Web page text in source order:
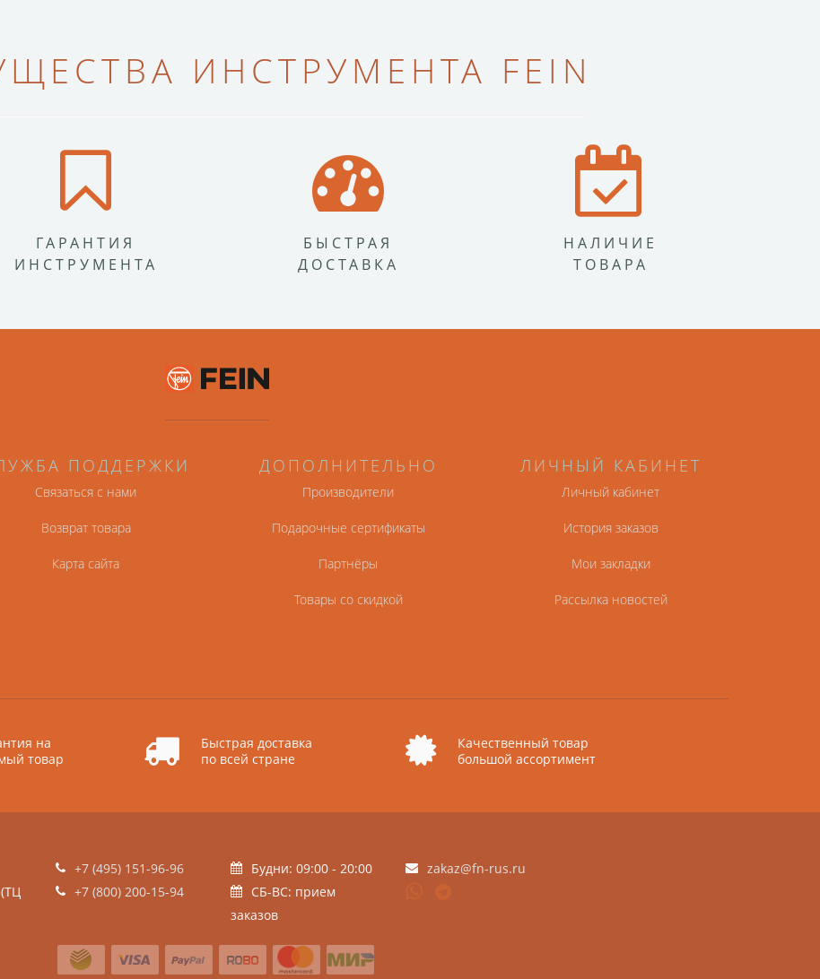
ИНСТРУМЕНТА FEIN
ГАРАНТИЯ
ИНСТРУМЕНТА
БЫСТРАЯ
ДОСТАВКА
НАЛИЧИЕ
ТОВАРА
ПОДДЕРЖКИ
Связаться с нами
Возврат товара
Карта сайта
ДОПОЛНИТЕЛЬНО
Производители
Подарочные сертификаты
Партнёры
Товары со скидкой
ЛИЧНЫЙ КАБИНЕТ
Личный кабинет
История заказов
Мои закладки
Рассылка новостей
на
товар
Быстрая доставка
по всей стране
Качественный товар
большой ассортимент
+7 (495) 151-96-96
+7 (800) 200-15-94
Будни: 09:00 - 20:00
СБ-ВС: прием
заказов
zakaz@fn-rus.ru